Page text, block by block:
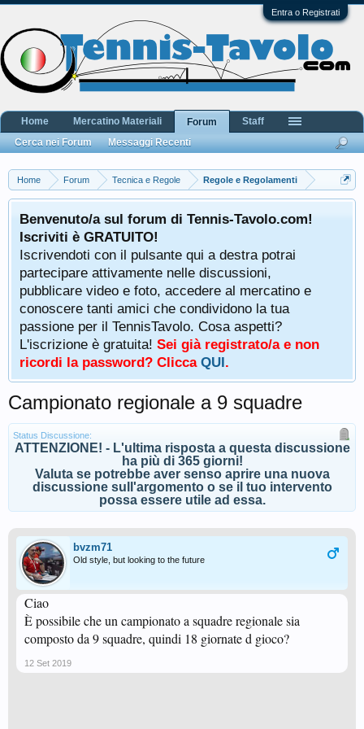
Entra o Registrati
Home Forum Tecnica e Regole Regole e Regolamenti
Benvenuto/a sul forum di Tennis-Tavolo.com!
Iscriviti è GRATUITO!
Iscrivendoti con il pulsante qui a destra potrai
partecipare attivamente nelle discussioni,
pubblicare video e foto, accedere al mercatino e
conoscere tanti amici che condividono la tua
passione per il TennisTavolo. Cosa aspetti?
L'iscrizione è gratuita! Sei già registrato/a e non
ricordi la password? Clicca QUI.
Campionato regionale a 9 squadre
Status Discussione:
ATTENZIONE! - L'ultima risposta a questa discussione
ha più di 365 giorni!
Valuta se potrebbe aver senso aprire una nuova
discussione sull'argomento o se il tuo intervento
possa essere utile ad essa.
bvzm71
Old style, but looking to the future
Ciao
È possibile che un campionato a squadre regionale sia
composto da 9 squadre, quindi 18 giornate d gioco?
12 Set 2019
Home Mercatino Materiali
Forum
Cerca nei Forum
Messaggi Recenti
Staff